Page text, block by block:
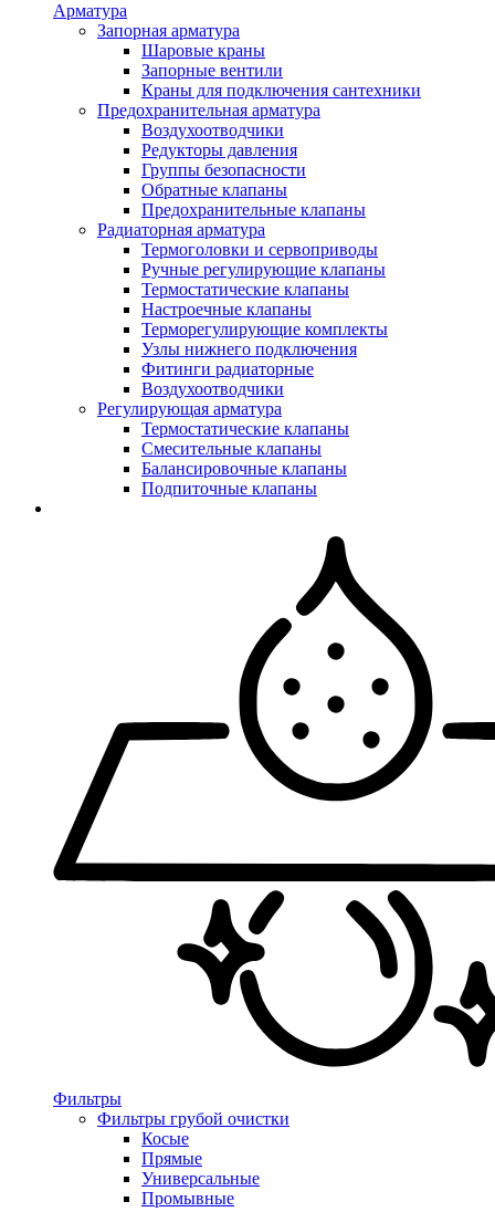
Арматура
Запорная арматура
Шаровые краны
Запорные вентили
Краны для подключения сантехники
Предохранительная арматура
Воздухоотводчики
Редукторы давления
Группы безопасности
Обратные клапаны
Предохранительные клапаны
Радиаторная арматура
Термоголовки и сервоприводы
Ручные регулирующие клапаны
Термостатические клапаны
Настроечные клапаны
Терморегулирующие комплекты
Узлы нижнего подключения
Фитинги радиаторные
Воздухоотводчики
Регулирующая арматура
Термостатические клапаны
Смесительные клапаны
Балансировочные клапаны
Подпиточные клапаны
Фильтры
Фильтры грубой очистки
Косые
Прямые
Универсальные
Промывные